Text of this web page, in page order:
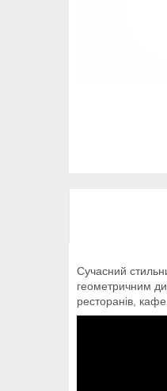
Сучасний
геометричним
ресторанів,